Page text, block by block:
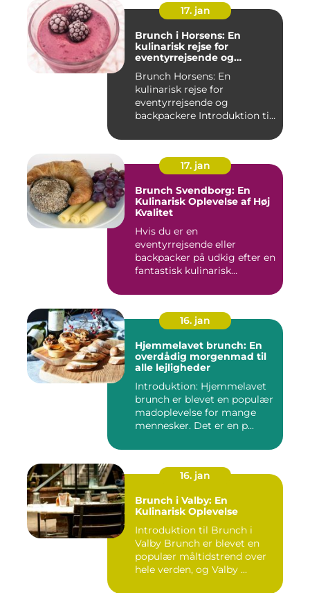
17. jan
Brunch i Horsens: En
kulinarisk rejse for
eventyrrejsende og
Brunch Horsens: En
kulinarisk rejse for
eventyrrejsende og
backpackere Introduktion til
17. jan
Brunch Svendborg: En
Kulinarisk Oplevelse af Høj
Kvalitet
Hvis du er en
eventyrrejsende eller
backpacker på udkig efter en
fantastisk kulinarisk
16. jan
Hjemmelavet brunch: En
overdådig morgenmad til
alle lejligheder
Introduktion: Hjemmelavet
brunch er blevet en populær
madoplevelse for mange
mennesker. Det er en p...
16. jan
Brunch i Valby: En
Kulinarisk Oplevelse
Introduktion til Brunch i
Valby Brunch er blevet en
populær måltidstrend over
hele verden, og Valby ...